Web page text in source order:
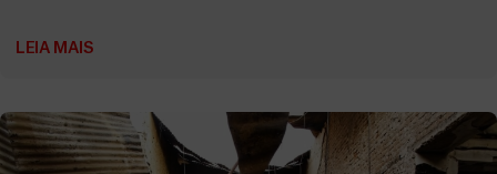
LEIA MAIS